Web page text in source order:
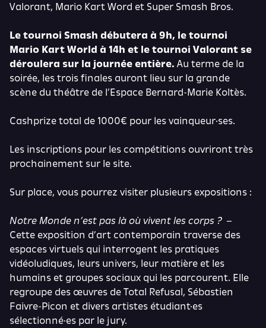
Valorant, Mario Kart Word et Super Smash Bros.
Le tournoi Smash débutera à 9h, le tournoi
Mario Kart World à 14h et le tournoi Valorant se
déroulera sur la journée entière. Au terme de la
soirée, les trois finales auront lieu sur la grande
scène du théâtre de l’Espace Bernard-Marie Koltès.
Cashprize total de 1000€ pour les vainqueur·ses.
Les inscriptions pour les compétitions ouvriront très
prochainement sur le site.
Sur place, vous pourrez visiter plusieurs expositions :
Notre Monde n’est pas là où vivent les corps ? –
Cette exposition d’art contemporain traverse des
espaces virtuels qui interrogent les pratiques
vidéoludiques, leurs univers, leur matière et les
humains et groupes sociaux qui les parcourent. Elle
regroupe des œuvres de Total Refusal, Sébastien
Faivre-Picon et divers artistes étudiant·es
sélectionné·es par le jury.